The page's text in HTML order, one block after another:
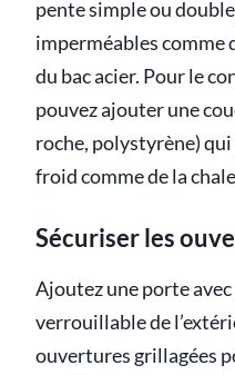
pente simple ou
imperméables comme
du bac acier. Pour le
pouvez ajouter une
roche, polystyrène)
froid comme de la
Sécuriser les
Ajoutez une porte
verrouillable de
ouvertures grillagées